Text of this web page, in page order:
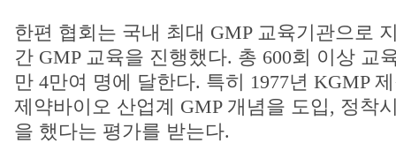
한편 협회는 국내 최대 GMP 교육기관으로
간 GMP 교육을 진행했다. 총 600회 이상 교
만 4만여 명에 달한다. 특히 1977년 KGMP
제약바이오 산업계 GMP 개념을 도입, 정착
을 했다는 평가를 받는다.